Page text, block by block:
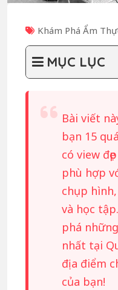
Khám Phá Ẩm
MỤC LỤC
Bài viết
bạn 15
có view
phù hợp
chụp
và học
phá
nhất tại
địa điểm
của bạn!